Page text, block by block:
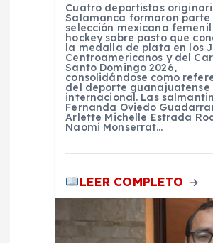
Cuatro deportistas
Salamanca formaron parte
selección mexicana
hockey sobre pasto que
la medalla de plata en los
Centroamericanos y del
Santo Domingo 2026,
consolidándose como
del deporte guanajuatense
internacional. Las
Fernanda Oviedo
Arlette Michelle Estrada
Naomi Monserrat…
LEER COMPLETO